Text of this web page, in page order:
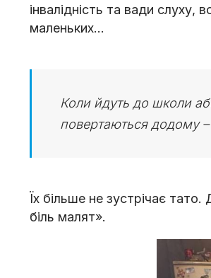
інвалідність та вади слуху,
маленьких…
Коли йдуть до школи
повертаються додому –
Їх більше не зустрічає
біль малят».